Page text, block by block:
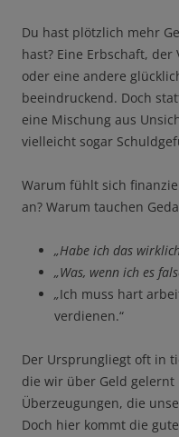
Du hast plötzlich mehr
hast? Eine Erbschaft,
oder eine andere
beeindruckend. Doch
eine Mischung aus
vielleicht sogar
Warum fühlt sich
an? Warum tauchen
„Habe ich das
„Was, wenn ich es
„Ich muss hart
verdienen.“
Der Ursprungliegt oft in
die wir über Geld
Überzeugungen, die
Doch hier kommt die